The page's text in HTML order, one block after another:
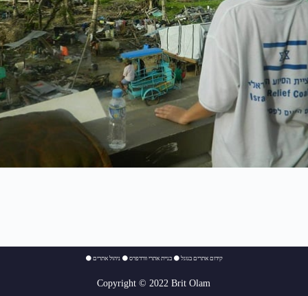
⚫ קידום אתרים בגוגל ⚫בניית אתרי וורדפרס ⚫ניהול אתרים
Copyright © 2022 Brit Olam